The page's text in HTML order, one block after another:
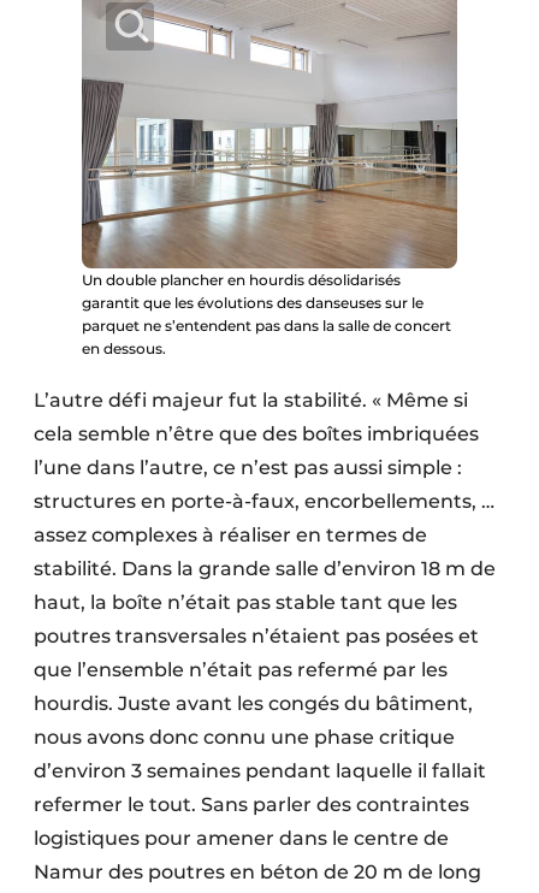
Un double plancher en hourdis désolidarisés
garantit que les évolutions des danseuses sur le
parquet ne s’entendent pas dans la salle de concert
en dessous.
L’autre défi majeur fut la stabilité. « Même si
cela semble n’être que des boîtes imbriquées
l’une dans l’autre, ce n’est pas aussi simple :
structures en porte-à-faux, encorbellements, …
assez complexes à réaliser en termes de
stabilité. Dans la grande salle d’environ 18 m de
haut, la boîte n’était pas stable tant que les
poutres transversales n’étaient pas posées et
que l’ensemble n’était pas refermé par les
hourdis. Juste avant les congés du bâtiment,
nous avons donc connu une phase critique
d’environ 3 semaines pendant laquelle il fallait
refermer le tout. Sans parler des contraintes
logistiques pour amener dans le centre de
Namur des poutres en béton de 20 m de long